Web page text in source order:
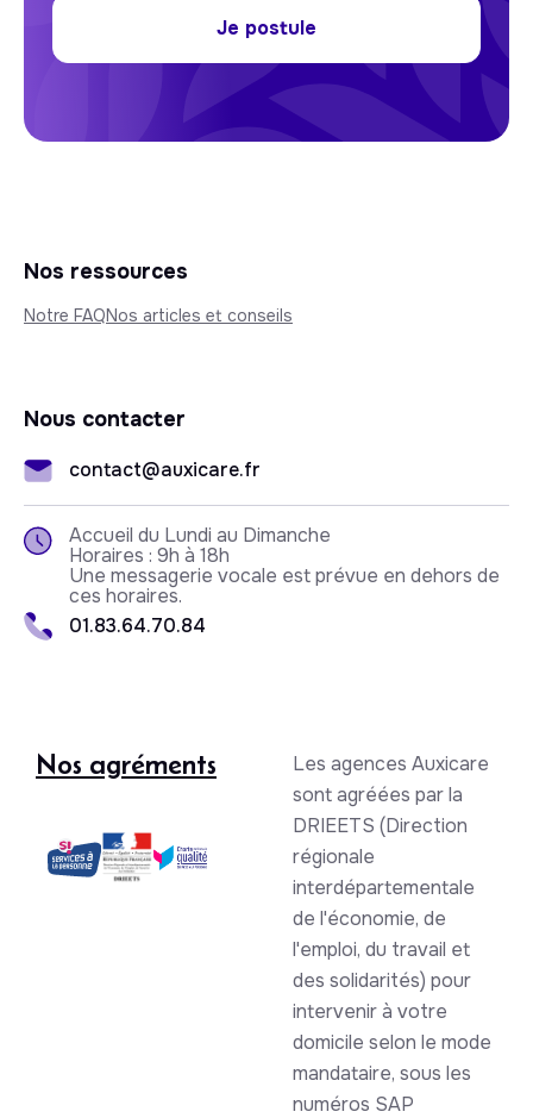
Je postule
Nos ressources
Notre FAQNos articles et conseils
Nous contacter
contact@auxicare.fr
Accueil du Lundi au Dimanche
Horaires : 9h à 18h
Une messagerie vocale est prévue en dehors de
ces horaires.
01.83.64.70.84
Nos agréments
Les agences Auxicare
sont agréées par la
DRIEETS (Direction
régionale
interdépartementale
de l'économie, de
l'emploi, du travail et
des solidarités) pour
intervenir à votre
domicile selon le mode
mandataire, sous les
numéros SAP